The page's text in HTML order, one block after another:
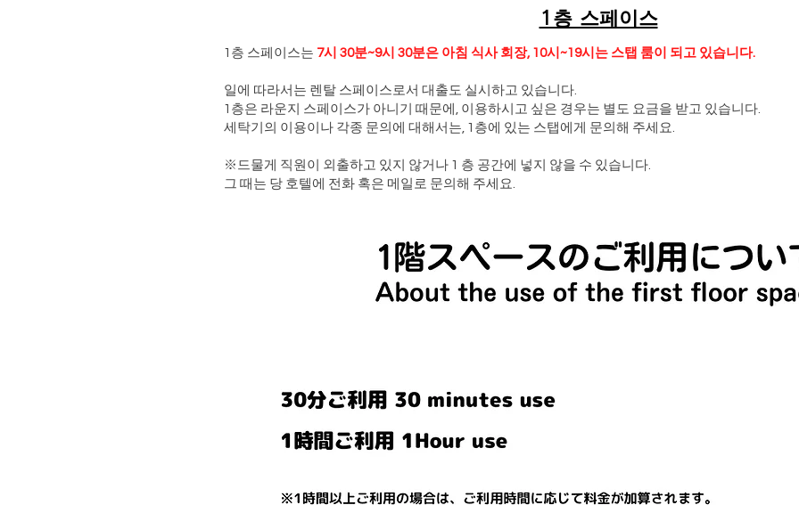
1층 스페이스
1층 스페이스는 7시 30분~9시 30분은 아침 식사 회장, 10시~19시는 스탭 룸이 되고 있습니다.
일에 따라서는 렌탈 스페이스로서 대출도 실시하고 있습니다.
1층은 라운지 스페이스가 아니기 때문에, 이용하시고 싶은 경우는 별도 요금을 받고 있습니다.
세탁기의 이용이나 각종 문의에 대해서는, 1층에 있는 스탭에게 문의해 주세요.
※드물게 직원이 외출하고 있지 않거나 1 층 공간에 넣지 않을 수 있습니다.
그 때는 당 호텔에 전화 혹은 메일로 문의해 주세요.